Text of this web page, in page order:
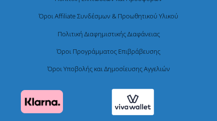
Όροι Affiliate Συνδέσμων & Προωθητικού Υλικού
Πολιτική Διαφημιστικής Διαφάνειας
Όροι Προγράμματος Επιβράβευσης
Όροι Υποβολής και Δημοσίευσης Αγγελιών